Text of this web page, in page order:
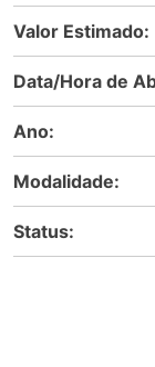
Valor Estimado:
Data/Hora de
Ano:
Modalidade:
Status: